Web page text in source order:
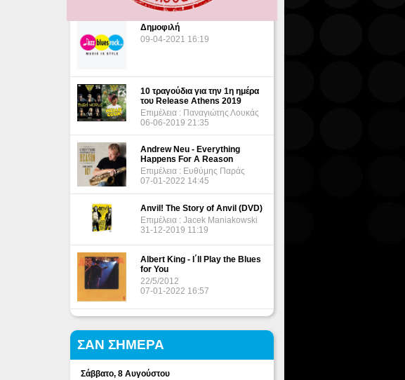
Δημοφιλή
09-04-2021 16:19
10 τραγούδια για την 1η ημέρα
του Release Athens 2019
Επιμέλεια : Παναγιώτης Λουκάς
06-06-2019 21:35
Andrew Neu - Everything
Happens For A Reason
Επιμέλεια : Ευθύμης Παράς
07-01-2022 14:45
Anvil! The Story of Anvil (DVD)
Επιμέλεια : Jacek Maniakowski
31-12-2019 11:19
Albert King - I΄ll Play the Blues
for You
22/5/2012
07-01-2022 16:57
ΣΑΝ ΣΗΜΕΡΑ
Σάββατο, 8 Αυγούστου